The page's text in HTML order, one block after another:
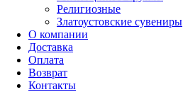
Религиозные
Златоустовские сувениры
О компании
Доставка
Оплата
Возврат
Контакты